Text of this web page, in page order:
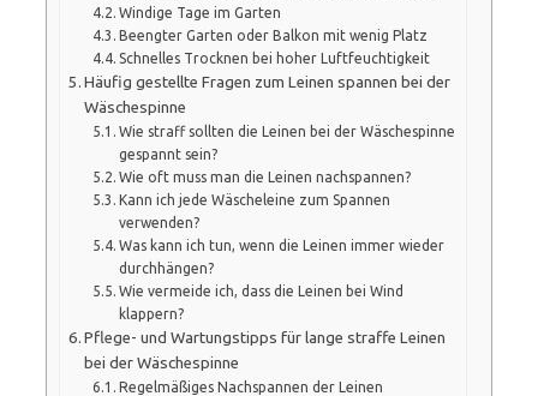
Windige Tage im Garten
Beengter Garten oder Balkon mit wenig Platz
Schnelles Trocknen bei hoher Luftfeuchtigkeit
Häufig gestellte Fragen zum Leinen spannen bei der
Wäschespinne
Wie straff sollten die Leinen bei der Wäschespinne
gespannt sein?
Wie oft muss man die Leinen nachspannen?
Kann ich jede Wäscheleine zum Spannen
verwenden?
Was kann ich tun, wenn die Leinen immer wieder
durchhängen?
Wie vermeide ich, dass die Leinen bei Wind
klappern?
Pflege- und Wartungstipps für lange straffe Leinen
bei der Wäschespinne
Regelmäßiges Nachspannen der Leinen